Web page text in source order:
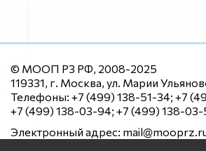
© МООП РЗ РФ, 2008-2025
119331, г. Москва, ул. Марии
Телефоны: +7 (499) 138-51-34; +7
+7 (499) 138-03-94; +7 (499) 138-03-
Электронный адрес: